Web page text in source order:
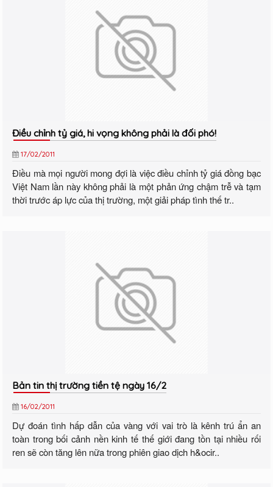
Điều chỉnh tỷ giá, hi vọng không phải là đối phó!
17/02/2011
Điều mà mọi người mong đợi là việc điều chỉnh tỷ giá đồng bạc
Việt Nam lần này không phải là một phản ứng chậm trễ và tạm
thời trước áp lực của thị trường, một giải pháp tình thế tr..
Bản tin thị trường tiền tệ ngày 16/2
16/02/2011
Dự đoán tình hấp dẫn của vàng với vai trò là kênh trú ẩn an
toàn trong bối cảnh nền kinh tế thế giới đang tồn tại nhiều rối
ren sẽ còn tăng lên nữa trong phiên giao dịch h&ocir..